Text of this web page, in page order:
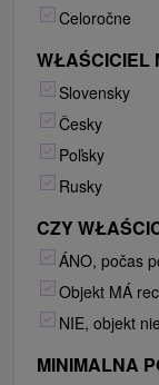
Celoročne
WŁAŚCICIEL
Slovensky
Česky
Poľsky
Rusky
CZY
ÁNO, počas
Objekt MÁ
NIE, objekt
MINIMALNA